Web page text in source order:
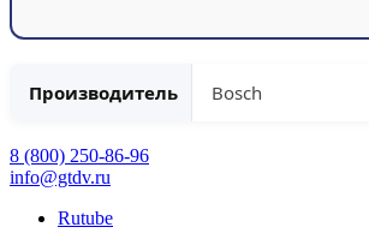
Производитель Bosch
8 (800) 250-86-96
info@gtdv.ru
Rutube